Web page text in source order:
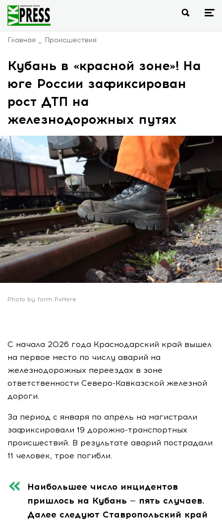
Главная Происшествия
Кубань в «красной зоне»! На
юге России зафиксирован
рост ДТП на
железнодорожных путях
Photo by form PxHere
С начала 2026 года Краснодарский край вышел
на первое место по числу аварий на
железнодорожных переездах в зоне
ответственности Северо-Кавказской железной
дороги.
За период с января по апрель на магистрали
зафиксировали 19 дорожно-транспортных
происшествий. В результате аварий пострадали
11 человек, трое погибли.
Наибольшее число инцидентов
пришлось на Кубань — пять случаев.
Далее следуют Ставропольский край